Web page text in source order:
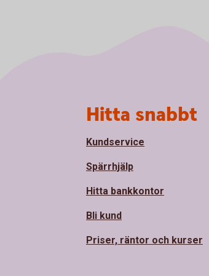
Hitta snabbt
Kundservice
Spärrhjälp
Hitta bankkontor
Bli kund
Priser, räntor och kurser